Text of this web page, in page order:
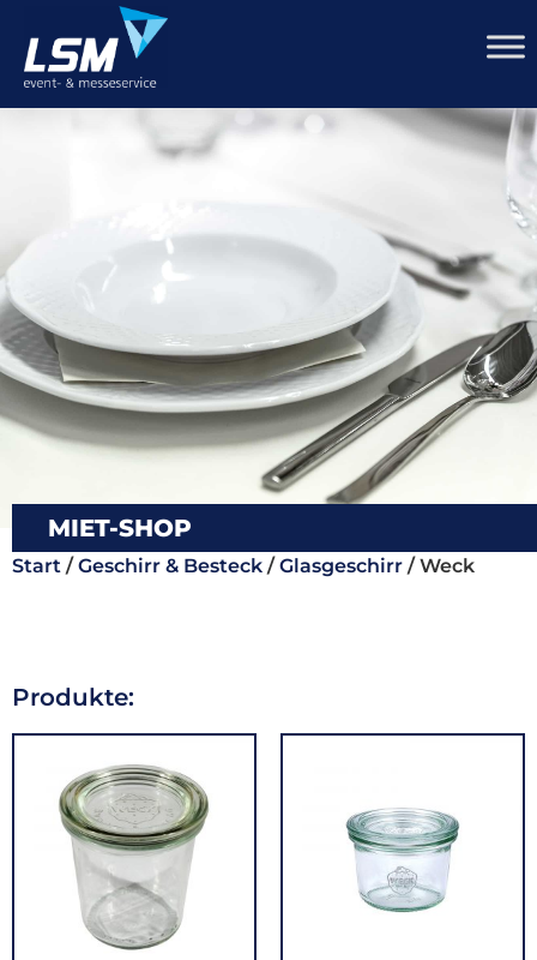
MIET-SHOP
Start /Geschirr & Besteck /Glasgeschirr / Weck
Produkte: